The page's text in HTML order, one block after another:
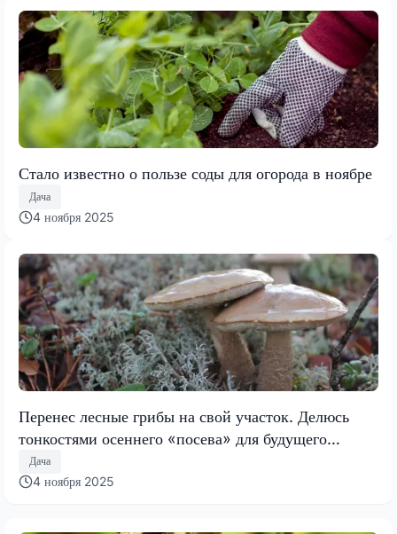
Стало известно о пользе соды для огорода в ноябре
Дача
4 ноября 2025
Перенес лесные грибы на свой участок. Делюсь
тонкостями осеннего «посева» для будущего
урожая
Дача
4 ноября 2025